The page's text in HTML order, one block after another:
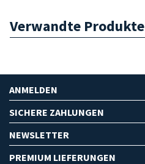
Verwandte Produkte
ANMELDEN
SICHERE ZAHLUNGEN
NEWSLETTER
PREMIUM LIEFERUNGEN